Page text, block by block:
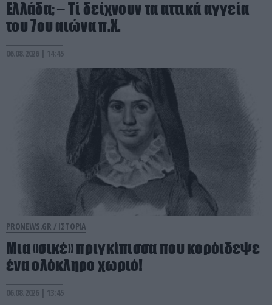
Ελλάδα; – Τί δείχνουν τα αττικά αγγεία
του 7ου αιώνα π.Χ.
06.08.2026 | 14:45
PRONEWS.GR / ΙΣΤΟΡΙΑ
Μια «σικέ» πριγκίπισσα που κορόιδεψε
ένα ολόκληρο χωριό!
06.08.2026 | 13:45